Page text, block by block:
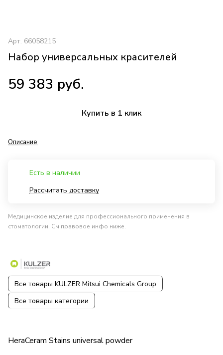
Арт. 66058215
Набор универсальных красителей
59 383 руб.
Купить в 1 клик
Описание
Есть в наличии
Рассчитать доставку
Медицинское изделие для профессионального применения в
стоматологии. См правовое инфо ниже.
Все товары KULZER Mitsui Chemicals Group
Все товары категории
HeraCeram Stains universal powder